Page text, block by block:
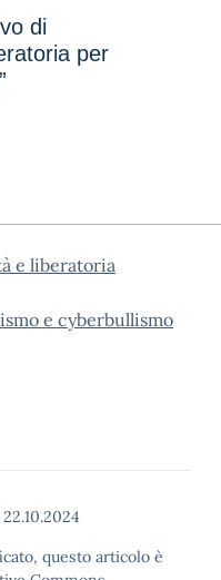
di
per
e liberatoria
e cyberbullismo
22.10.2024
questo articolo è